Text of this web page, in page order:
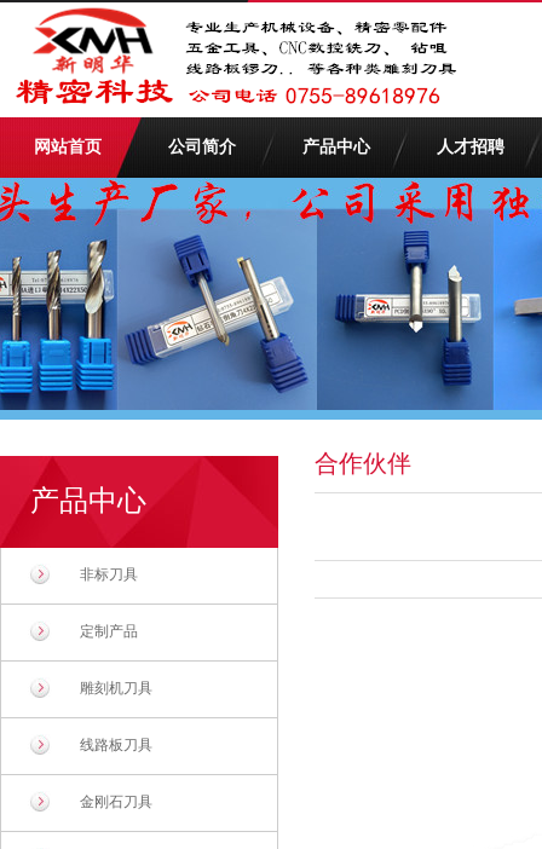
网站首页 公司简介 产品中心 人才招聘
产品中心
非标刀具
定制产品
雕刻机刀具
线路板刀具
金刚石刀具
合作伙伴